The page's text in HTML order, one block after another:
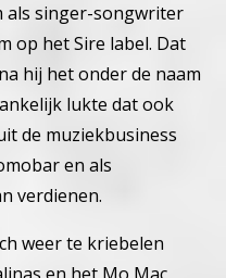
als singer-songwriter
op het Sire label. Dat
hij het onder de naam
lukte dat ook
de muziekbusiness
en als
verdienen.
weer te kriebelen